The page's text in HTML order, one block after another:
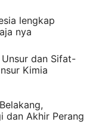
lengkap
nya
dan Sifat-
Kimia
dan Akhir Perang